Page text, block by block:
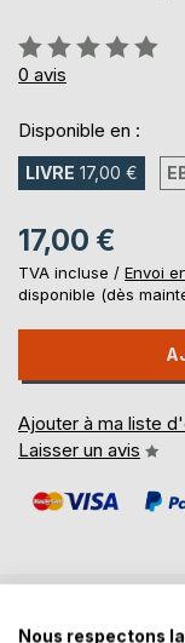
Évaluation:
0%
0 avis
Disponible en :
LIVRE 17,00 €
17,00 €
TVA incluse / Envoi
disponible (dès
Ajouter à ma liste
Laisser un avis
DESCRIPTION
Nous respectons